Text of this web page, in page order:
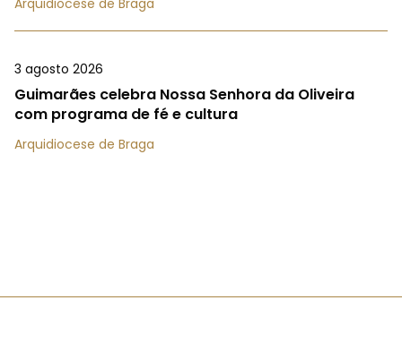
3 agosto 2026
Guimarães celebra Nossa Senhora da Oliveira
com programa de fé e cultura
Arquidiocese de Braga